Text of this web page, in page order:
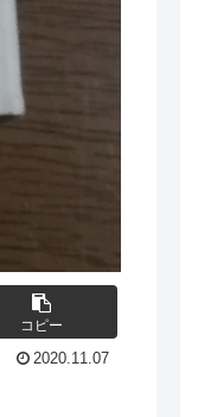
コピー
2020.11.07